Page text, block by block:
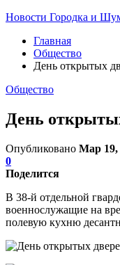
Новости Городка и
Главная
Общество
День открытых
Общество
День
Опубликовано Мар 19,
0
Поделится
В 38-й отдельной
военнослужащие на
полевую кухню